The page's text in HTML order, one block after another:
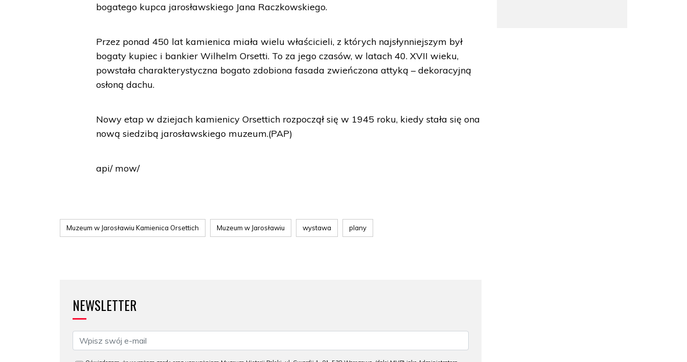
bogatego kupca jarosławskiego Jana Raczkowskiego.
Przez ponad 450 lat kamienica miała wielu właścicieli, z których najsłynniejszym był
bogaty kupiec i bankier Wilhelm Orsetti. To za jego czasów, w latach 40. XVII wieku,
powstała charakterystyczna bogato zdobiona fasada zwieńczona attyką – dekoracyjną
osłoną dachu.
Nowy etap w dziejach kamienicy Orsettich rozpoczął się w 1945 roku, kiedy stała się ona
nową siedzibą jarosławskiego muzeum.(PAP)
api/ mow/
Muzeum w Jarosławiu Kamienica Orsettich Muzeum w Jarosławiu wystawa plany
NEWSLETTER